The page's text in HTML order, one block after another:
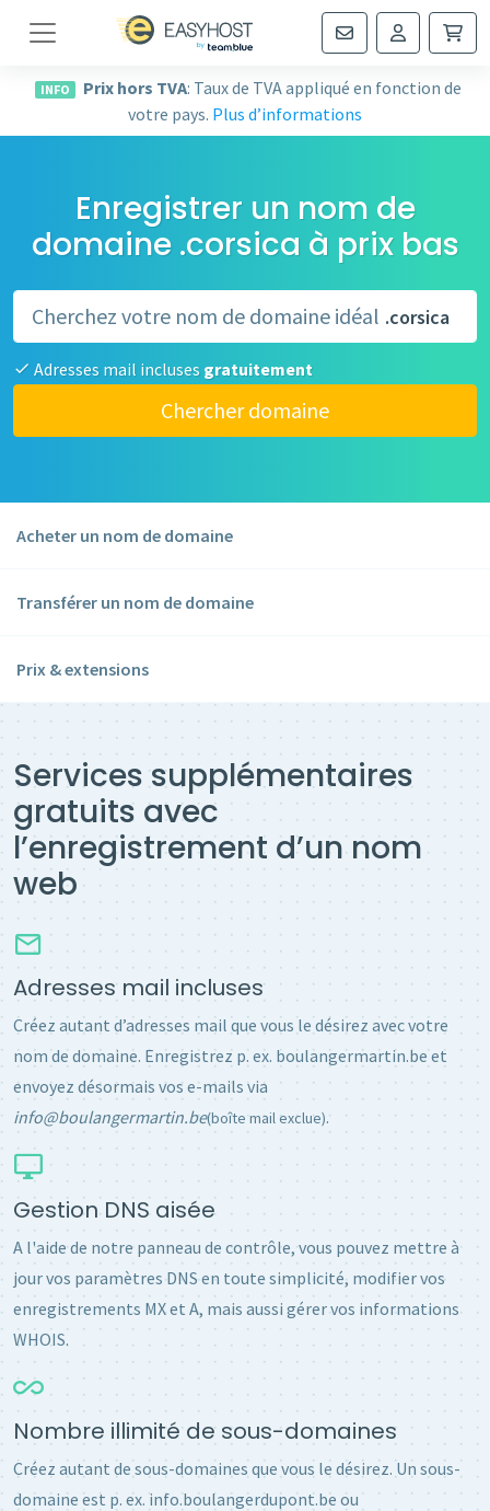
Navigation
INFO Prix hors TVA: Taux de TVA appliqué en fonction de
votre pays. Plus d’informations
Enregistrer un nom de
domaine .corsica à prix bas
.corsica
Adresses mail incluses gratuitement
Chercher domaine
Acheter un nom de domaine
Transférer un nom de domaine
Prix & extensions
Services supplémentaires
gratuits avec
l’enregistrement d’un nom
web
Adresses mail incluses
Créez autant d’adresses mail que vous le désirez avec votre
nom de domaine. Enregistrez p. ex. boulangermartin.be et
envoyez désormais vos e-mails via
info@boulangermartin.be(boîte mail exclue).
Gestion DNS aisée
A l'aide de notre panneau de contrôle, vous pouvez mettre à
jour vos paramètres DNS en toute simplicité, modifier vos
enregistrements MX et A, mais aussi gérer vos informations
WHOIS.
Nombre illimité de sous-domaines
Créez autant de sous-domaines que vous le désirez. Un sous-
domaine est p. ex. info.boulangerdupont.be ou